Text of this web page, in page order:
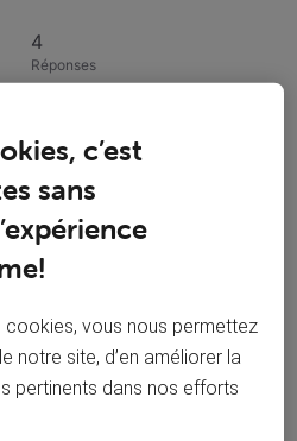
4
Réponses
Publications
c’est
sans
vous nous permettez
notre site, d’en améliorer la
pertinents dans nos efforts